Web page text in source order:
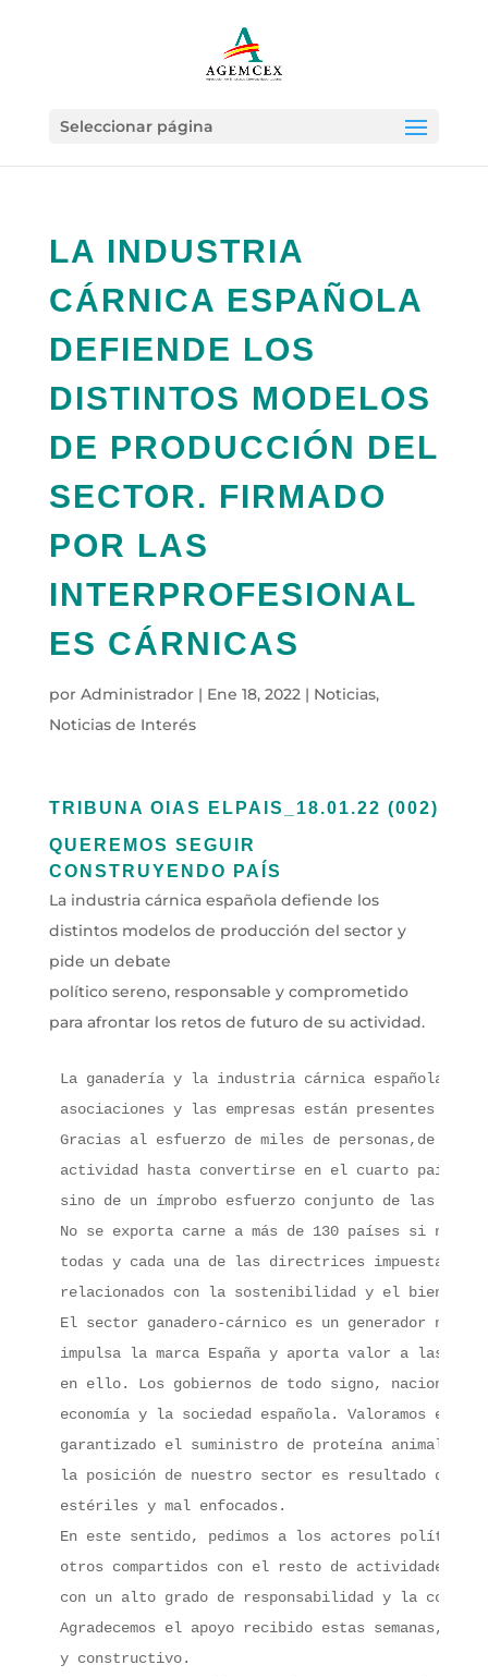
Seleccionar página
LA INDUSTRIA
CÁRNICA ESPAÑOLA
DEFIENDE LOS
DISTINTOS MODELOS
DE PRODUCCIÓN DEL
SECTOR. FIRMADO
POR LAS
INTERPROFESIONAL
ES CÁRNICAS
por Administrador| Ene 18, 2022| Noticias,
Noticias de Interés
TRIBUNA OIAS ELPAIS_18.01.22 (002)
QUEREMOS SEGUIR
CONSTRUYENDO PAÍS
La industria cárnica española defiende los
distintos modelos de producción del sector y
pide un debate
político sereno, responsable y comprometido
para afrontar los retos de futuro de su actividad.
La ganadería y la industria cárnica española
asociaciones y las empresas están presentes a
Gracias al esfuerzo de miles de personas,de
actividad hasta convertirse en el cuarto país
sino de un ímprobo esfuerzo conjunto de las
No se exporta carne a más de 130 países si no
todas y cada una de las directrices impuestas
relacionados con la sostenibilidad y el
El sector ganadero-cárnico es un generador
impulsa la marca España y aporta valor a las
en ello. Los gobiernos de todo signo,
economía y la sociedad española. Valoramos el
garantizado el suministro de proteína animal en
la posición de nuestro sector es resultado de un
estériles y mal enfocados.
En este sentido, pedimos a los actores políticos
otros compartidos con el resto de actividades
con un alto grado de responsabilidad y la
Agradecemos el apoyo recibido estas semanas,
y constructivo.